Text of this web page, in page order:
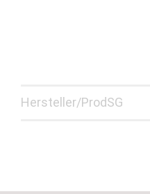
Hersteller/ProdSG